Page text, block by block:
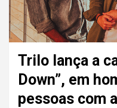
Trilo lança a
Down”, em
pessoas com